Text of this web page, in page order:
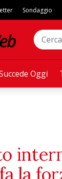
Oggi
Sondaggio
la